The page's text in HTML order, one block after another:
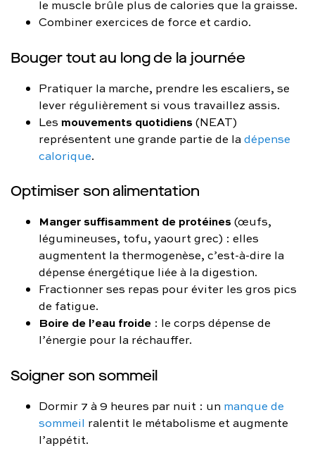
le muscle brûle plus de calories que la graisse.
Combiner exercices de force et cardio.
Bouger tout au long de la journée
Pratiquer la marche, prendre les escaliers, se
lever régulièrement si vous travaillez assis.
Les mouvements quotidiens(NEAT)
représentent une grande partie de ladépense
calorique.
Optimiser son alimentation
Manger suffisamment de protéines(œufs,
légumineuses, tofu, yaourt grec) : elles
augmentent la thermogenèse, c’est-à-dire la
dépense énergétique liée à la digestion.
Fractionner ses repas pour éviter les gros pics
de fatigue.
Boire de l’eau froide : le corps dépense de
l’énergie pour la réchauffer.
Soigner son sommeil
Dormir 7 à 9 heures par nuit : un manque de
sommeil ralentit le métabolisme et augmente
l’appétit.